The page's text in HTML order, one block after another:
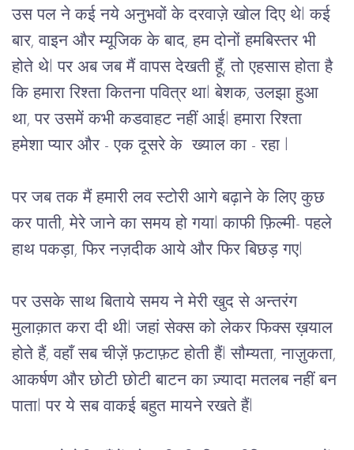
उस पल ने कई नये अनुभवों के दरवाज़े खोल दिए थेl कई
बार, वाइन और म्यूजिक के बाद, हम दोनों हमबिस्तर भी
होते थेl पर अब जब मैं वापस देखती हूँ, तो एहसास होता है
कि हमारा रिश्ता कितना पवित्र थाl बेशक, उलझा हुआ
था, पर उसमें कभी कडवाहट नहीं आईl हमारा रिश्ता
हमेशा प्यार और - एक दूसरे के ख्याल का - रहा l
पर जब तक मैं हमारी लव स्टोरी आगे बढ़ाने के लिए कुछ
कर पाती, मेरे जाने का समय हो गयाl काफी फ़िल्मी- पहले
हाथ पकड़ा, फिर नज़दीक आये और फिर बिछड़ गएl
पर उसके साथ बिताये समय ने मेरी खुद से अन्तरंग
मुलाक़ात करा दी थीl जहां सेक्स को लेकर फिक्स ख़याल
होते हैं, वहाँ सब चीज़ें फ़टाफ़ट होती हैंl सौम्यता, नाज़ुकता,
आकर्षण और छोटी छोटी बाटन का ज़्यादा मतलब नहीं बन
पाताl पर ये सब वाकई बहुत मायने रखते हैंl